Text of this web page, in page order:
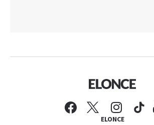
ELONCE